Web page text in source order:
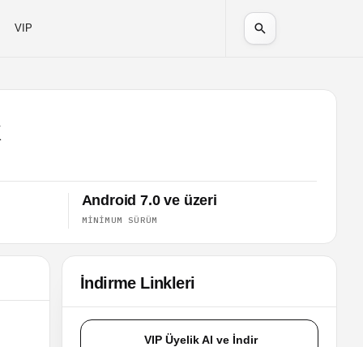
VIP
Android 7.0 ve üzeri
MINIMUM SÜRÜM
İndirme Linkleri
VIP Üyelik Al ve İndir